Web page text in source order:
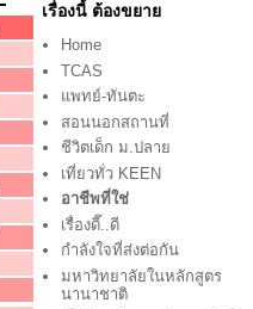
เรื่องนี้ ต้องขยาย
Home
TCAS
แพทย์-ทันตะ
สอนนอกสถานที่
ชีวิตเด็ก ม.ปลาย
เที่ยวทั่ว KEEN
อาชีพที่ใช่
เรื่องดี๊..ดี
กำลังใจที่ส่งต่อกัน
มหาวิทยาลัยในหลักสูตร
นานาชาติ